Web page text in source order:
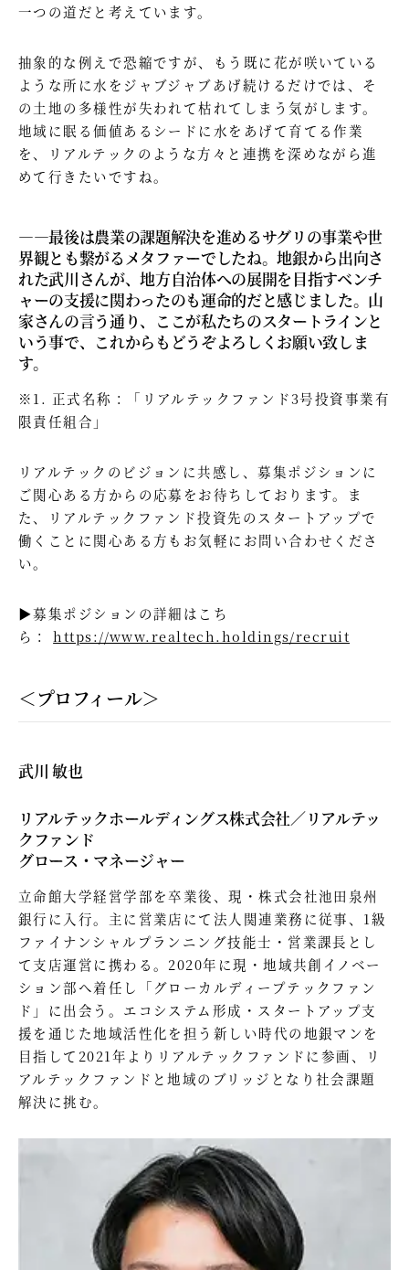
一つの道だと考えています。
抽象的な例えで恐縮ですが、もう既に花が咲いている
ような所に水をジャブジャブあげ続けるだけでは、そ
の土地の多様性が失われて枯れてしまう気がします。
地域に眠る価値あるシードに水をあげて育てる作業
を、リアルテックのような方々と連携を深めながら進
めて行きたいですね。
—―最後は農業の課題解決を進めるサグリの事業や世
界観とも繋がるメタファーでしたね。地銀から出向さ
れた武川さんが、地方自治体への展開を目指すベンチ
ャーの支援に関わったのも運命的だと感じました。山
家さんの言う通り、ここが私たちのスタートラインと
いう事で、これからもどうぞよろしくお願い致しま
す。
※1. 正式名称：「リアルテックファンド3号投資事業有
限責任組合」
リアルテックのビジョンに共感し、募集ポジションに
ご関心ある方からの応募をお待ちしております。ま
た、リアルテックファンド投資先のスタートアップで
働くことに関心ある方もお気軽にお問い合わせくださ
い。
▶募集ポジションの詳細はこち
ら：https://www.realtech.holdings/recruit
＜プロフィール＞
武川 敏也
リアルテックホールディングス株式会社／リアルテッ
クファンド
グロース・マネージャー
立命館大学経営学部を卒業後、現・株式会社池田泉州
銀行に入行。主に営業店にて法人関連業務に従事、1級
ファイナンシャルプランニング技能士・営業課長とし
て支店運営に携わる。2020年に現・地域共創イノベー
ション部へ着任し「グローカルディープテックファン
ド」に出会う。エコシステム形成・スタートアップ支
援を通じた地域活性化を担う新しい時代の地銀マンを
目指して2021年よりリアルテックファンドに参画、リ
アルテックファンドと地域のブリッジとなり社会課題
解決に挑む。